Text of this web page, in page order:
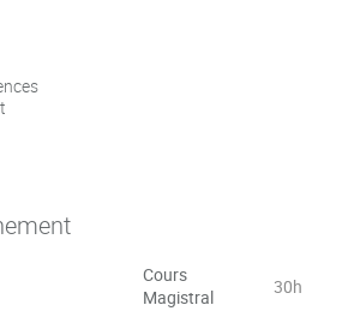
Cours
Magistral
30h